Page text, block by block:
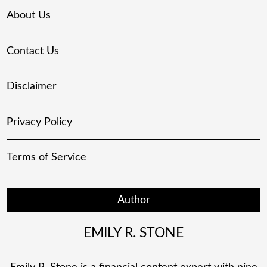
About Us
Contact Us
Disclaimer
Privacy Policy
Terms of Service
Author
EMILY R. STONE